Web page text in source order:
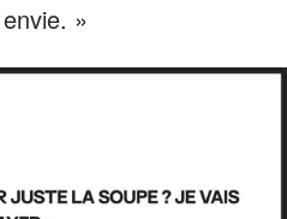
»